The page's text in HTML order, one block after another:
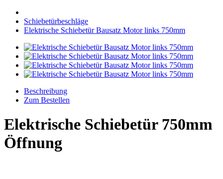
Schiebetürbeschläge
Elektrische Schiebetür Bausatz Motor links 750mm
Beschreibung
Zum Bestellen
Elektrische Schiebetür 750mm
Öffnung